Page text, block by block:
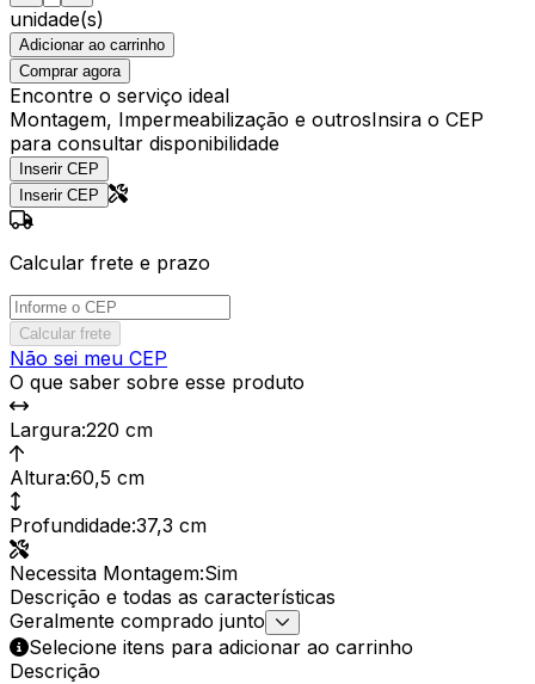
unidade(s)
Adicionar ao carrinho
Comprar agora
Encontre o serviço ideal
Montagem, Impermeabilização e outrosInsira o CEP
para consultar disponibilidade
Inserir CEP
Inserir CEP
Calcular frete e prazo
Calcular frete
Não sei meu CEP
O que saber sobre esse produto
Largura:220 cm
Altura:60,5 cm
Profundidade:37,3 cm
Necessita Montagem:Sim
Descrição e todas as características
Geralmente comprado junto
Selecione itens para adicionar ao carrinho
Descrição